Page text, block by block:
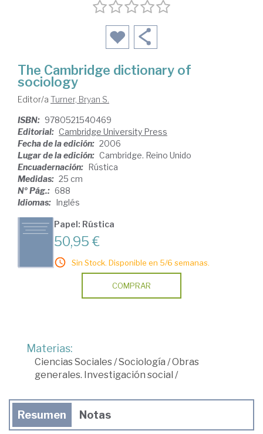
The Cambridge dictionary of
sociology
Editor/a Turner, Bryan S.
ISBN: 9780521540469
Editorial: Cambridge University Press
Fecha de la edición: 2006
Lugar de la edición: Cambridge. Reino Unido
Encuadernación: Rústica
Medidas: 25 cm
Nº Pág.: 688
Idiomas: Inglés
Papel: Rústica
50,95 €
Sin Stock. Disponible en 5/6 semanas.
COMPRAR
Materias:
Ciencias Sociales/Sociología /Obras
generales. Investigación social /
Resumen Notas